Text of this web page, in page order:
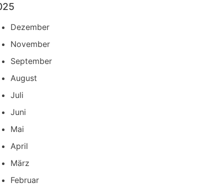
Dezember
November
September
August
Juli
Juni
Mai
April
März
Februar